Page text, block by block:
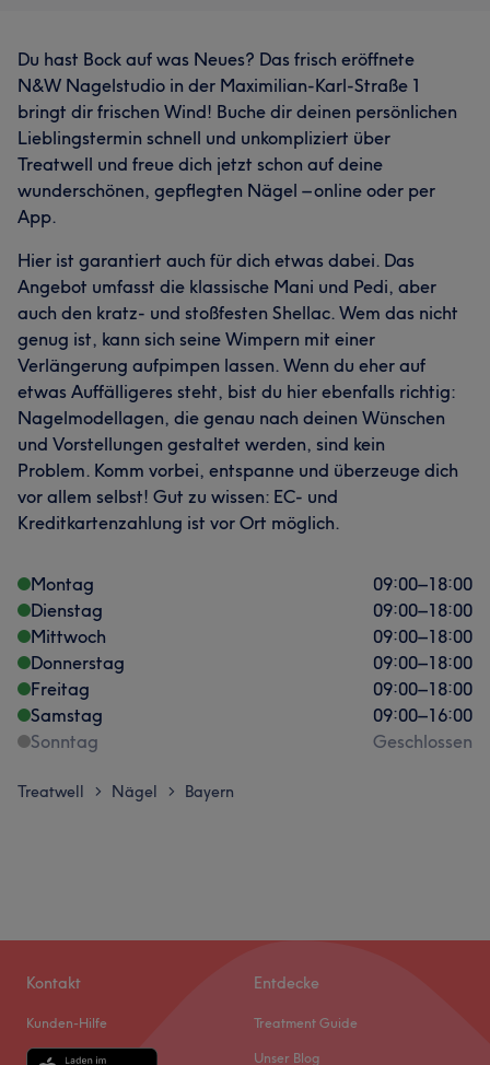
Du hast Bock auf was Neues? Das frisch eröffnete
N&W Nagelstudio in der Maximilian-Karl-Straße 1
bringt dir frischen Wind! Buche dir deinen persönlichen
Lieblingstermin schnell und unkompliziert über
Treatwell und freue dich jetzt schon auf deine
wunderschönen, gepflegten Nägel – online oder per
App.
Hier ist garantiert auch für dich etwas dabei. Das
Angebot umfasst die klassische Mani und Pedi, aber
auch den kratz- und stoßfesten Shellac. Wem das nicht
genug ist, kann sich seine Wimpern mit einer
Verlängerung aufpimpen lassen. Wenn du eher auf
etwas Auffälligeres steht, bist du hier ebenfalls richtig:
Nagelmodellagen, die genau nach deinen Wünschen
und Vorstellungen gestaltet werden, sind kein
Problem. Komm vorbei, entspanne und überzeuge dich
vor allem selbst! Gut zu wissen: EC- und
Kreditkartenzahlung ist vor Ort möglich.
Montag 09:00–18:00
Dienstag
09:00–18:00
Mittwoch
09:00–18:00
Donnerstag
09:00–18:00
Freitag
09:00–18:00
Samstag
09:00–16:00
Sonntag
Geschlossen
Treatwell > Nägel > Bayern
Kontakt
Kunden-Hilfe
Entdecke
Treatment Guide
Unser Blog